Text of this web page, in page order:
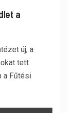
a
új, a
tett
a Fűtési